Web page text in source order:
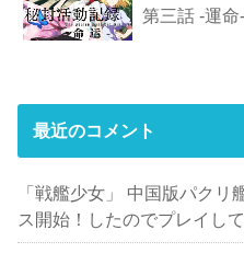
第三話 -運
最近のコメント
「戦艦少女」 中国版パク
ス開始！したのでプレイし